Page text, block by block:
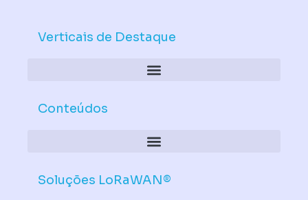
d b
Verticais de Destaque
Conteúdos
Soluções LoRaWAN®